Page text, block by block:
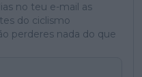
no teu e-mail as
do ciclismo
perderes nada do que